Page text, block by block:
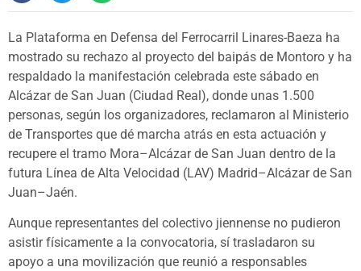
La Plataforma en Defensa del Ferrocarril Linares-Baeza ha
mostrado su rechazo al proyecto del baipás de Montoro y ha
respaldado la manifestación celebrada este sábado en
Alcázar de San Juan (Ciudad Real), donde unas 1.500
personas, según los organizadores, reclamaron al Ministerio
de Transportes que dé marcha atrás en esta actuación y
recupere el tramo Mora–Alcázar de San Juan dentro de la
futura Línea de Alta Velocidad (LAV) Madrid–Alcázar de San
Juan–Jaén.
Aunque representantes del colectivo jiennense no pudieron
asistir físicamente a la convocatoria, sí trasladaron su
apoyo a una movilización que reunió a responsables